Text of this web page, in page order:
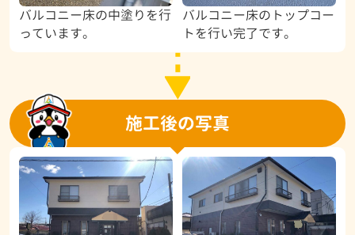
バルコニー床の中塗りを行
っています。
バルコニー床のトップコー
トを行い完了です。
施工後の写真